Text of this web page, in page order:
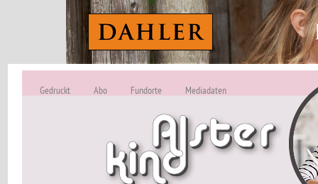
ALSTERKIND -
Alles Neu
Gedruckt Abo Fundorte Mediadaten